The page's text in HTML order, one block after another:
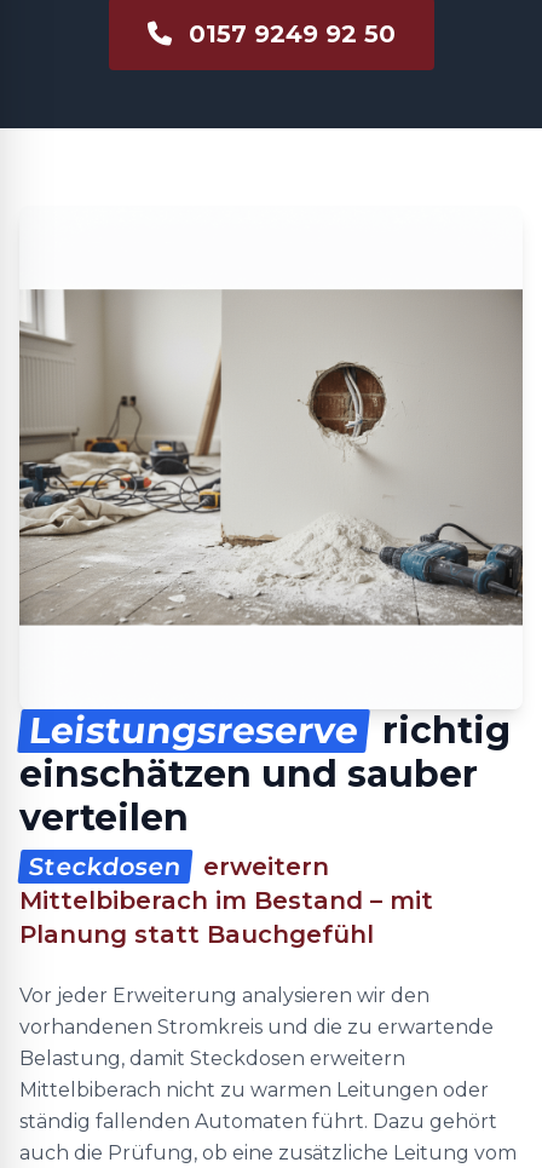
0157 9249 92 50
Leistungsreserve
richtig
einschätzen und sauber
verteilen
Steckdosen
erweitern
Mittelbiberach im Bestand – mit
Planung statt Bauchgefühl
Vor jeder Erweiterung analysieren wir den
vorhandenen Stromkreis und die zu erwartende
Belastung, damit Steckdosen erweitern
Mittelbiberach nicht zu warmen Leitungen oder
ständig fallenden Automaten führt. Dazu gehört
auch die Prüfung, ob eine zusätzliche Leitung vom